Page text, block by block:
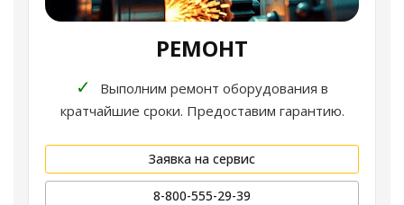
РЕМОНТ
✓
Выполним ремонт оборудования в
кратчайшие сроки. Предоставим гарантию.
Заявка на сервис
8-800-555-29-39